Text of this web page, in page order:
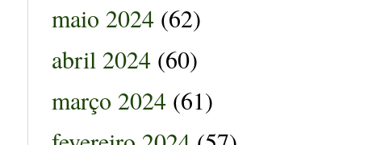
maio 2024 (62)
abril 2024 (60)
março 2024 (61)